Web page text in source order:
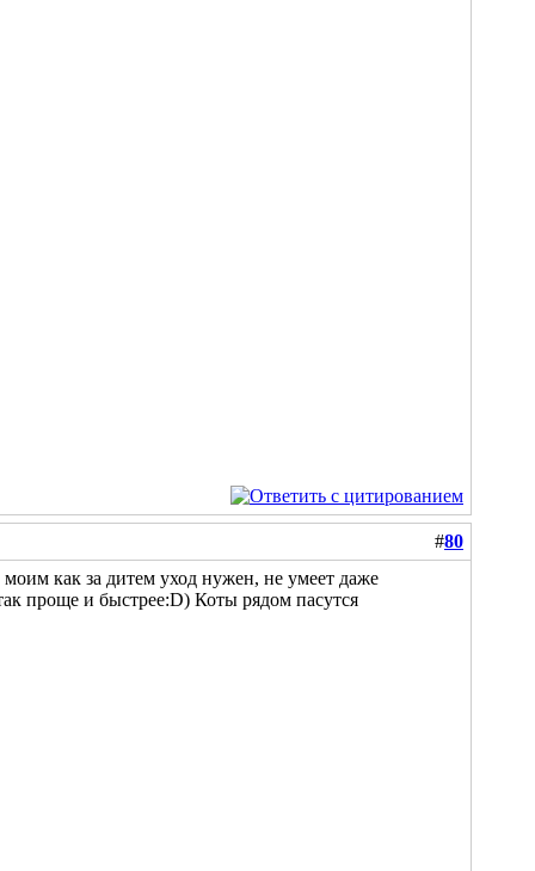
#80
как за дитем уход нужен, не умеет даже
проще и быстрее:D) Коты рядом пасутся